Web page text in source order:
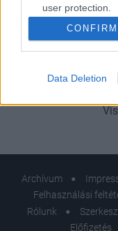
user protection.
CONFIRM
Data Deletion
csak a
Archívum
Felhasználási
Rólunk
Előfizetés